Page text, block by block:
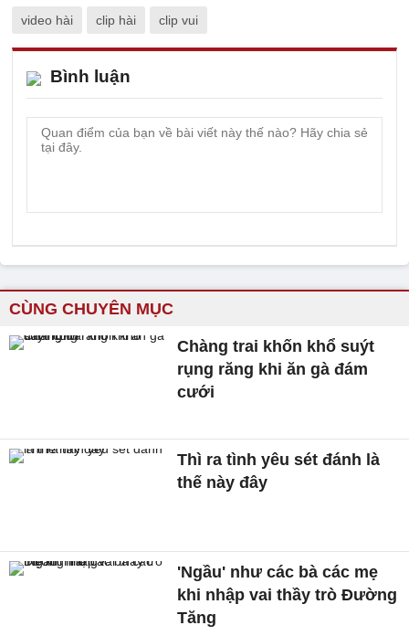
video hài clip hài clip vui
Bình luận
CÙNG CHUYÊN MỤC
Chàng trai khốn khổ suýt
rụng răng khi ăn gà đám
cưới
Thì ra tình yêu sét đánh là
thế này đây
'Ngầu' như các bà các mẹ
khi nhập vai thầy trò Đường
Tăng